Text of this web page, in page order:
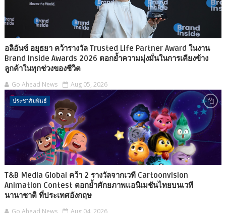
อลิอันซ์ อยุธยา คว้ารางวัล Trusted Life Partner Award ในงาน
Brand Inside Awards 2026 ตอกย้ำความมุ่งมั่นในการเคียงข้าง
ลูกค้าในทุกช่วงของชีวิต
Go Ahead News Aug 05, 2026
ประชาสัมพันธ์
T&B Media Global คว้า 2 รางวัลจากเวที Cartoonvision
Animation Contest ตอกย้ำศักยภาพแอนิเมชันไทยบนเวที
นานาชาติ ที่ประเทศอังกฤษ
Go Ahead News Aug 04, 2026